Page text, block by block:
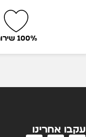
100% שירות
עקבו אחרינו